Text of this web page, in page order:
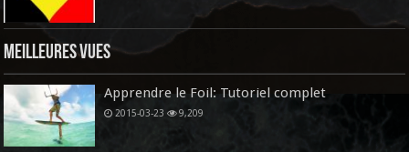
Meilleures vues
Apprendre le Foil: Tutoriel complet
2015-03-23 9,209